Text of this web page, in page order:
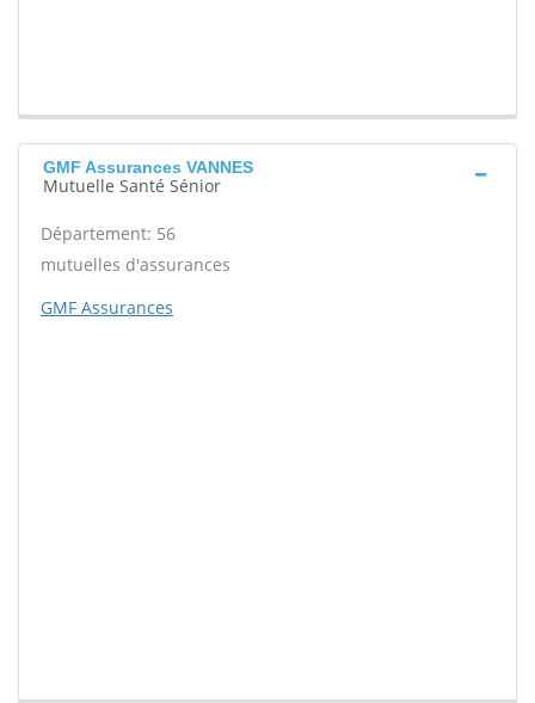
GMF Assurances VANNES
Mutuelle Santé Sénior
Département: 56
mutuelles d'assurances
GMF Assurances